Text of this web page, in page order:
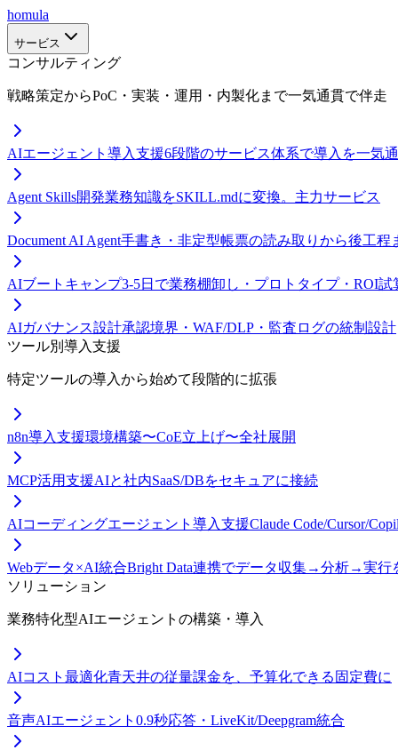
homula
サービス
コンサルティング
戦略策定からPoC・実装・運用・内製化まで一気通貫で伴走
AIエージェント導入支援6段階のサービス体系で導入を一気
Agent Skills開発業務知識をSKILL.mdに変換。主力サービス
Document AI Agent手書き・非定型帳票の読み取りから後工程
AIブートキャンプ3-5日で業務棚卸し・プロトタイプ・ROI試
AIガバナンス設計承認境界・WAF/DLP・監査ログの統制設計
ツール別導入支援
特定ツールの導入から始めて段階的に拡張
n8n導入支援環境構築〜CoE立上げ〜全社展開
MCP活用支援AIと社内SaaS/DBをセキュアに接続
AIコーディングエージェント導入支援Claude Code/Cursor/
Webデータ×AI統合Bright Data連携でデータ収集→分析→実行
ソリューション
業務特化型AIエージェントの構築・導入
AIコスト最適化青天井の従量課金を、予算化できる固定費に
音声AIエージェント 0.9秒応答・LiveKit/Deepgram統合